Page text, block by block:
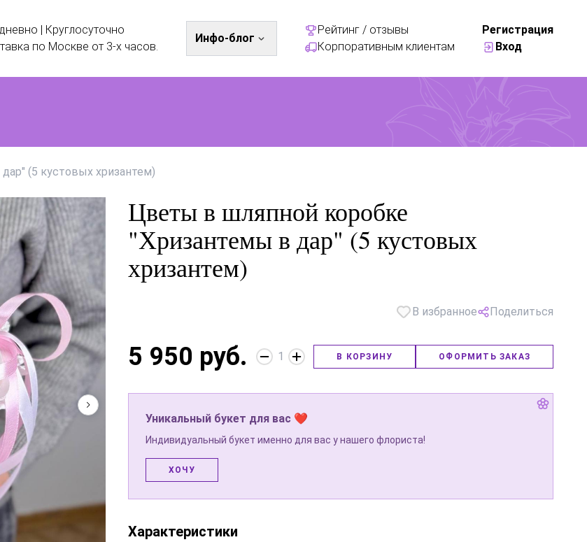
| Круглосуточно
по Москве от 3-х часов.
Инфо-блог
Рейтинг / отзывы
Корпоративным клиентам
Регистрация
Вход
(5 кустовых хризантем)
Цветы в шляпной коробке
"Хризантемы в дар" (5 кустовых
хризантем)
В избранное Поделиться
5 950 руб. 1 В КОРЗИНУ ОФОРМИТЬ ЗАКАЗ
Уникальный букет для вас ❤
Индивидуальный букет именно для вас у нашего флориста!
ХОЧУ
Характеристики